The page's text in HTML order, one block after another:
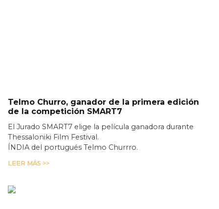
Telmo Churro, ganador de la primera edición
de la competición SMART7
El Jurado SMART7 elige la película ganadora durante
Thessaloniki Film Festival.
ÍNDIA del portugués Telmo Churrro.
LEER MÁS >>